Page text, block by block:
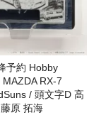
予約 Hobby
RX-7
/ 頭文字D 高
原 拓海